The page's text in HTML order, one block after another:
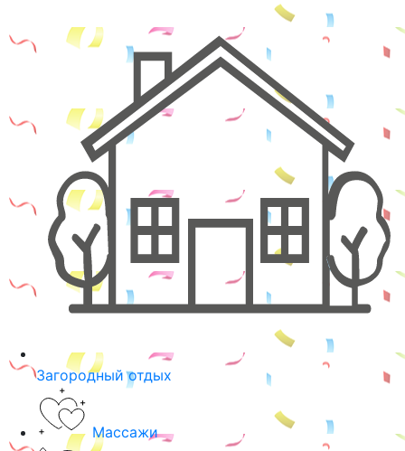
Загородный отдых
Массажи